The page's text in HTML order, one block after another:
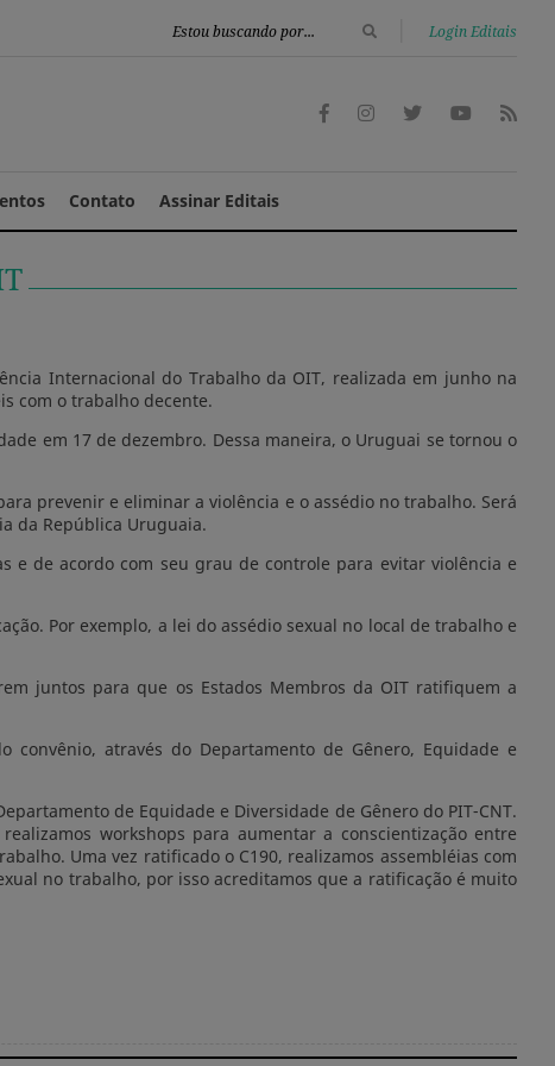
Login Editais
Contato Assinar Editais
Internacional do Trabalho da OIT, realizada em junho na
com o trabalho decente.
em 17 de dezembro. Dessa maneira, o Uruguai se tornou o
prevenir e eliminar a violência e o assédio no trabalho. Será
da República Uruguaia.
e de acordo com seu grau de controle para evitar violência e
Por exemplo, a lei do assédio sexual no local de trabalho e
juntos para que os Estados Membros da OIT ratifiquem a
através do Departamento de Gênero, Equidade e
de Equidade e Diversidade de Gênero do PIT-CNT.
workshops para aumentar a conscientização entre
Uma vez ratificado o C190, realizamos assembléias com
no trabalho, por isso acreditamos que a ratificação é muito